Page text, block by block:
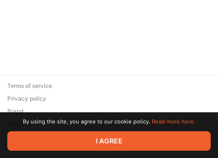
© 2026 Zaya Solutions Limited. All rights reserved. All trademarks
are the property of their respective owners.
Terms of service
Privacy policy
Brand
SupportBy using the site, you agree to our cookie policy. Read more here.
I AGREE